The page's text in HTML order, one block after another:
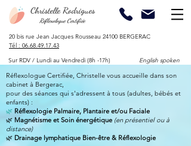
Christelle Rodrigues
Réflexologue Certifiée
20 bis rue Jean Jacques Rousseau 24100 BERGERAC​
​Tél : 06.68.49.17.43
Sur RDV / Lundi au Vendredi (8h -17h) English spoken
Réflexologue Certifiée, Christelle vous accueille dans son
cabinet à Bergerac,
pour des séances qui s'adressent à tous (adultes, bébés et
enfants) :
🌿 Réflexologie Palmaire, Plantaire et/ou Faciale
🌿 Magnétisme et Soin énergétique (en présentiel ou à
distance)
🌿 Drainage lymphatique Bien-être & Réflexologie